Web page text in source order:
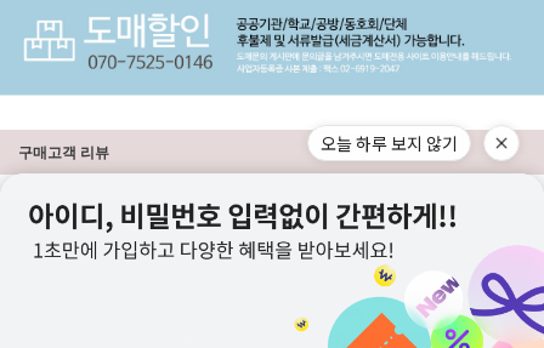
구매고객 리뷰
상점정보 PC버전 이용안내 고객센터 도매전용몰 ▲TOP
오늘 하루 보지 않기